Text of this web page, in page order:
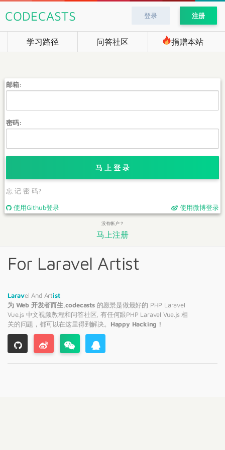
CODECASTS 登录 注册
学习路径 问答社区 捐赠本站
邮箱:
密码:
马 上 登 录
忘 记 密 码?
使用Github登录 使用微博登录
没有帐户？
马上注册
For Laravel Artist
Laravel And Artist
为 Web 开发者而生 codecasts的愿景是做最好的 PHP Laravel
Vue.js 中文视频教程和问答社区, 有任何跟PHP Laravel Vue.js 相
关的问题，都可以在这里得到解决。 Happy Hacking !